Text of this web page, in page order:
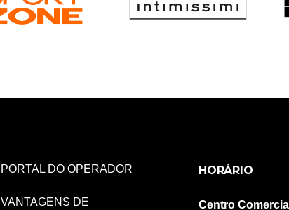
PORTAL DO OPERADOR
VANTAGENS DE
HORÁRIO
Centro Comercial